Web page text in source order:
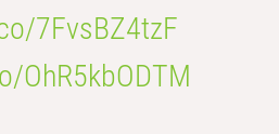
7FvsBZ4tzF
OhR5kbODTM